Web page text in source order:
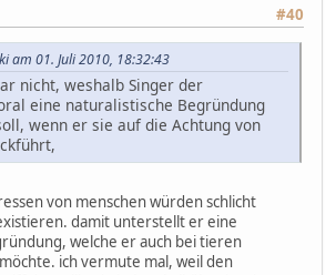
#40
am 01. Juli 2010, 18:32:43
nicht, weshalb Singer der
eine naturalistische Begründung
wenn er sie auf die Achtung von
von menschen würden schlicht
damit unterstellt er eine
welche er auch bei tieren
ich vermute mal, weil den